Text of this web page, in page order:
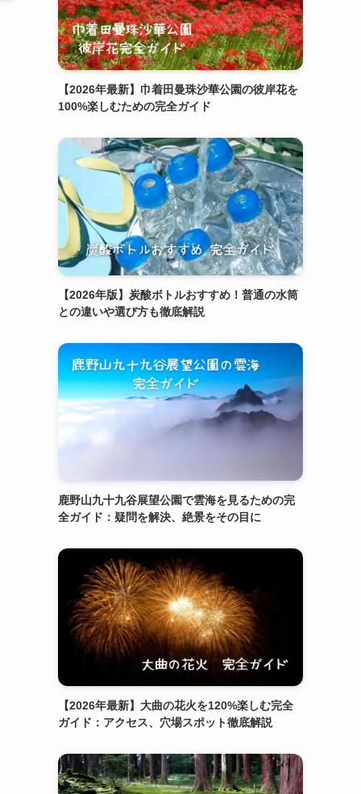
【2026年最新】巾着田曼珠沙華公園の彼岸花を
100%楽しむための完全ガイド
【2026年版】炭酸ボトルおすすめ！普通の水筒
との違いや選び方も徹底解説
鹿野山九十九谷展望公園で雲海を見るための完
全ガイド：疑問を解決、絶景をその目に
【2026年最新】大曲の花火を120%楽しむ完全
ガイド：アクセス、穴場スポット徹底解説